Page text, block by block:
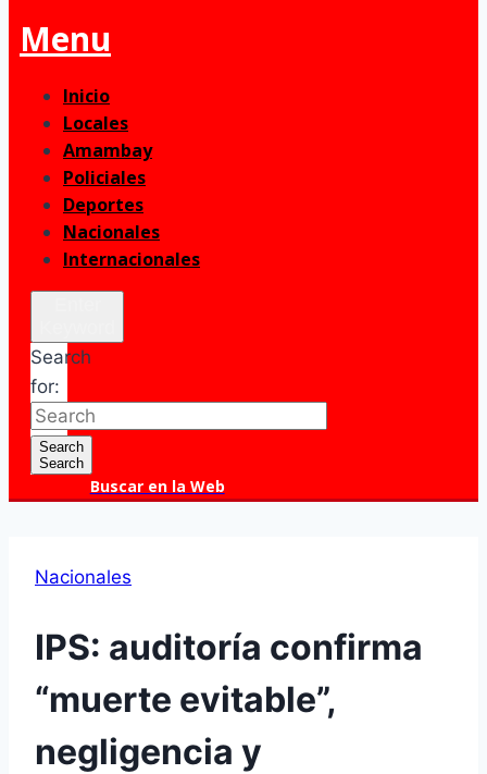
Menu
Inicio
Locales
Amambay
Policiales
Deportes
Nacionales
Internacionales
Search
for:
Search
Search
Buscar en la Web
Nacionales
IPS: auditoría confirma
“muerte evitable”,
negligencia y